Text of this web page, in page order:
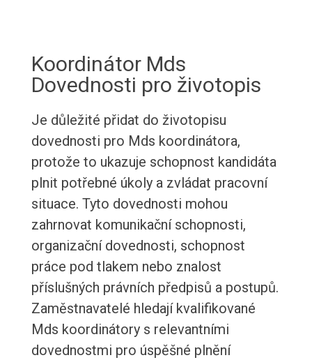
Koordinátor Mds
Dovednosti pro životopis
Je důležité přidat do životopisu
dovednosti pro Mds koordinátora,
protože to ukazuje schopnost kandidáta
plnit potřebné úkoly a zvládat pracovní
situace. Tyto dovednosti mohou
zahrnovat komunikační schopnosti,
organizační dovednosti, schopnost
práce pod tlakem nebo znalost
příslušných právních předpisů a postupů.
Zaměstnavatelé hledají kvalifikované
Mds koordinátory s relevantními
dovednostmi pro úspěšné plnění